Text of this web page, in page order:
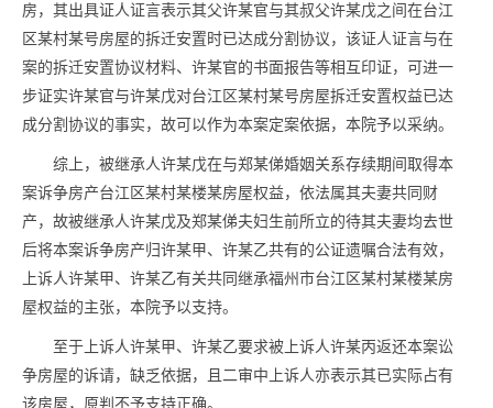
房，其出具证人证言表示其父许某官与其叔父许某戊之间在台江
区某村某号房屋的拆迁安置时已达成分割协议，该证人证言与在
案的拆迁安置协议材料、许某官的书面报告等相互印证，可进一
步证实许某官与许某戊对台江区某村某号房屋拆迁安置权益已达
成分割协议的事实，故可以作为本案定案依据，本院予以采纳。
综上，被继承人许某戊在与郑某俤婚姻关系存续期间取得本
案诉争房产台江区某村某楼某房屋权益，依法属其夫妻共同财
产，故被继承人许某戊及郑某俤夫妇生前所立的待其夫妻均去世
后将本案诉争房产归许某甲、许某乙共有的公证遗嘱合法有效，
上诉人许某甲、许某乙有关共同继承福州市台江区某村某楼某房
屋权益的主张，本院予以支持。
至于上诉人许某甲、许某乙要求被上诉人许某丙返还本案讼
争房屋的诉请，缺乏依据，且二审中上诉人亦表示其已实际占有
该房屋，原判不予支持正确。